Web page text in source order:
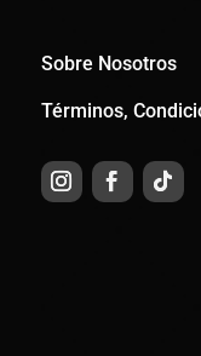
Sobre Nosotros
Términos,